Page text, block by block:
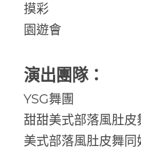
摸彩
園遊會
演出團隊：
YSG舞團
甜甜美式部落風肚皮
美式部落風肚皮舞同